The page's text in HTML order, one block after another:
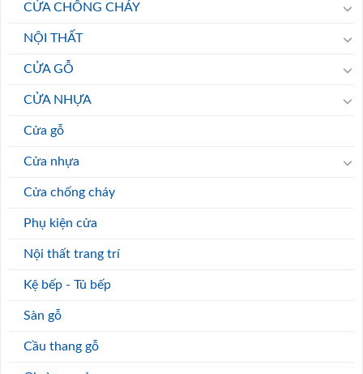
CỬA CHỐNG CHÁY
NỘI THẤT
CỬA GỖ
CỬA NHỰA
Cửa gỗ
Cửa nhựa
Cửa chống cháy
Phụ kiện cửa
Nội thất trang trí
Kệ bếp - Tủ bếp
Sàn gỗ
Cầu thang gỗ